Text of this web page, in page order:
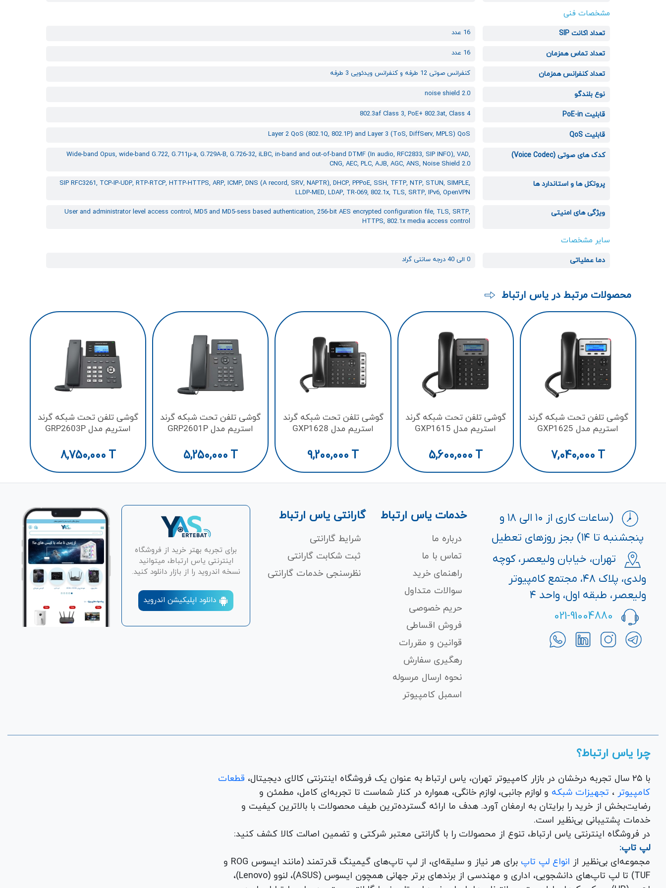
مشخصات فنی
تعداد اکانت SIP 16 عدد
تعداد تماس همزمان 16 عدد
تعداد کنفرانس همزمان کنفرانس صوتی 12 طرفه و کنفرانس ویدئویی 3 طرفه
نوع بلندگو noise shield 2.0
قابلیت PoE-in 802.3af Class 3, PoE+ 802.3at, Class 4
قابلیت QoS Layer 2 QoS (802.1Q, 802.1P) and Layer 3 (ToS, DiffServ, MPLS) QoS
کدک های صوتی (Voice Codec)
Wide-band Opus, wide-band G.722, G.711μ-a, G.729A-B, G.726-32, iLBC, in-band and out-of-band DTMF (In audio, RFC2833, SIP INFO), VAD,
CNG, AEC, PLC, AJB, AGC, ANS, Noise Shield 2.0
پروتکل ها و استاندارد ها
SIP RFC3261, TCP-IP-UDP, RTP-RTCP, HTTP-HTTPS, ARP, ICMP, DNS (A record, SRV, NAPTR), DHCP, PPPoE, SSH, TFTP, NTP, STUN, SIMPLE,
LLDP-MED, LDAP, TR-069, 802.1x, TLS, SRTP, IPv6, OpenVPN
ویژگی های امنیتی
User and administrator level access control, MD5 and MD5-sess based authentication, 256-bit AES encrypted configuration file, TLS, SRTP,
HTTPS, 802.1x media access control
سایر مشخصات
دما عملیاتی 0 الی 40 درجه سانتی گراد
محصولات مرتبط در یاس ارتباط
گوشی تلفن تحت شبکه گرند
استریم مدل GXP1625
7,040,000 T
گوشی تلفن تحت شبکه گرند
استریم مدل GXP1615
5,600,000 T
گوشی تلفن تحت شبکه گرند
استریم مدل GXP1628
9,200,000 T
گوشی تلفن تحت شبکه گرند
استریم مدل GRP2601P
5,250,000 T
گوشی تلفن تحت شبکه گرند
استریم مدل GRP2603P
8,750,000 T
(ساعات کاری از ۱۰ الی ۱۸ و
پنجشنبه تا ۱۴) بجز روزهای تعطیل
تهران، خیابان ولیعصر، کوچه
ولدی، پلاک ۴۸، مجتمع کامپیوتر
ولیعصر، طبقه اول، واحد ۴
021-91004880
خدمات یاس ارتباط
درباره ما
تماس با ما
راهنمای خرید
سوالات متداول
حریم خصوصی
فروش اقساطی
قوانین و مقررات
رهگیری سفارش
نحوه ارسال مرسوله
اسمبل کامپیوتر
گارانتی یاس ارتباط
شرایط گارانتی
ثبت شکابت‌ گارانتی
نظرسنجی خدمات گارانتی
برای تجربه بهتر خرید از فروشگاه
اینترنتی یاس ارتباط، میتوانید
نسخه اندروید را از بازار دانلود کنید.
دانلود اپلیکیشن اندروید
چرا یاس ارتباط؟
با ۲۵ سال تجربه درخشان در بازار کامپیوتر تهران، یاس ارتباط به عنوان یک فروشگاه اینترنتی کالای دیجیتال،
قطعات
کامپیوتر ، تجهیزات شبکه
و لوازم جانبی، لوازم خانگی، همواره در کنار شماست تا تجربه‌ای کامل، مطمئن و
رضایت‌بخش از خرید را برایتان به ارمغان آورد. هدف ما ارائه گسترده‌ترین طیف محصولات با بالاترین کیفیت و
خدمات پشتیبانی بی‌نظیر است.
در فروشگاه اینترنتی یاس ارتباط، تنوع از محصولات را با گارانتی معتبر شرکتی و تضمین اصالت کالا کشف کنید:
لپ تاپ:
مجموعه‌ای بی‌نظیر از انواع لپ تاپ
برای هر نیاز و سلیقه‌ای، از لپ تاپ‌های گیمینگ قدرتمند (مانند ایسوس ROG و
TUF) تا لپ تاپ‌های دانشجویی، اداری و مهندسی از برندهای برتر جهانی همچون ایسوس (ASUS)، لنوو (Lenovo)،